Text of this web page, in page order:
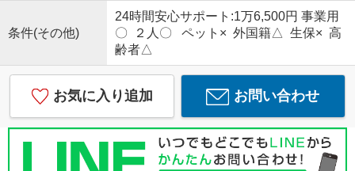
条件(その他)
24時間安心サポート:1万6,500円 事業用
〇 ２人〇 ペット× 外国籍△ 生保× 高
齢者△
お気に入り追加 お問い合わせ